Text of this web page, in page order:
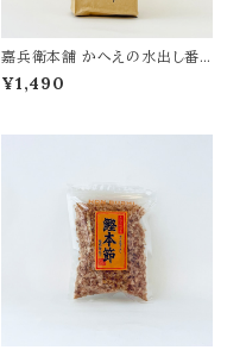
嘉兵衛本舗 かへえの水出し番
茶 500g
¥1,490